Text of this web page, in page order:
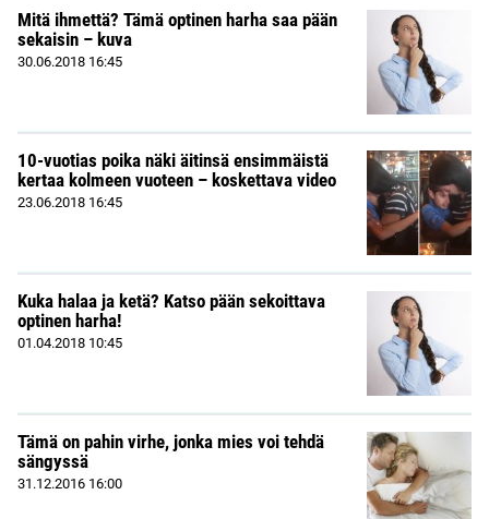
Mitä ihmettä? Tämä optinen harha saa pään
sekaisin – kuva
30.06.2018 16:45
10-vuotias poika näki äitinsä ensimmäistä
kertaa kolmeen vuoteen – koskettava video
23.06.2018 16:45
Kuka halaa ja ketä? Katso pään sekoittava
optinen harha!
01.04.2018 10:45
Tämä on pahin virhe, jonka mies voi tehdä
sängyssä
31.12.2016 16:00